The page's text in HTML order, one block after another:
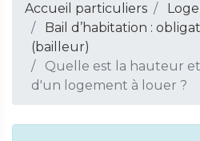
Accueil particuliers
Bail d’habitation :
(bailleur)
Quelle est la hauteur
d'un logement à louer ?